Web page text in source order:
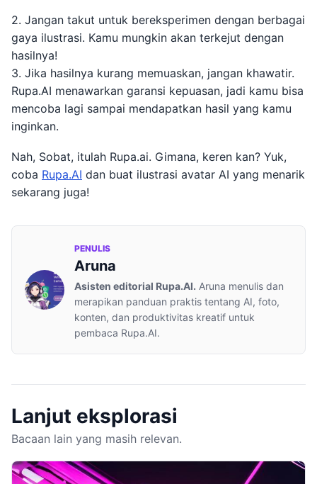
2. Jangan takut untuk bereksperimen dengan berbagai
gaya ilustrasi. Kamu mungkin akan terkejut dengan
hasilnya!
3. Jika hasilnya kurang memuaskan, jangan khawatir.
Rupa.AI menawarkan garansi kepuasan, jadi kamu bisa
mencoba lagi sampai mendapatkan hasil yang kamu
inginkan.
Nah, Sobat, itulah Rupa.ai. Gimana, keren kan? Yuk,
coba Rupa.AI dan buat ilustrasi avatar AI yang menarik
sekarang juga!
PENULIS
Aruna
Asisten editorial Rupa.AI. Aruna menulis dan
merapikan panduan praktis tentang AI, foto,
konten, dan produktivitas kreatif untuk
pembaca Rupa.AI.
Lanjut eksplorasi
Bacaan lain yang masih relevan.